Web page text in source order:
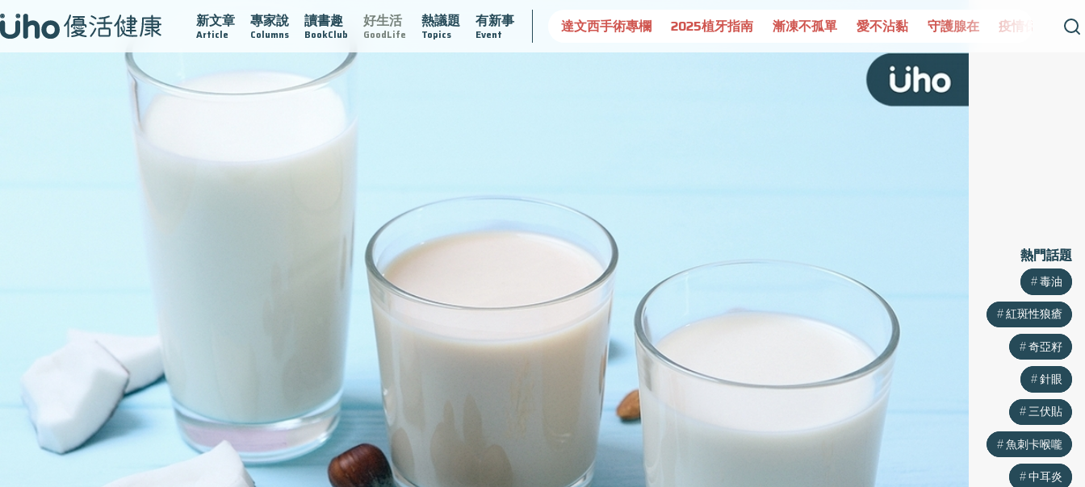
新文章
Article
專家說
Columns
讀書趣
BookClub
好生活
GoodLife
熱議題
Topics
有新事
Event
疫情保衛戰 再生醫學 愛的未來視 認識攝護腺肥大 守護骨骼健康 達文西手術專欄 2025植牙指南 漸凍不孤單 愛不沾黏 守護腺在 疫情保衛戰 再生醫學 愛
熱門話題
毒油
紅斑性狼瘡
奇亞籽
針眼
三伏貼
魚刺卡喉嚨
中耳炎
熱門話題
毒油
紅斑性狼瘡
奇亞籽
針眼
三伏貼
魚刺卡喉嚨
中耳炎